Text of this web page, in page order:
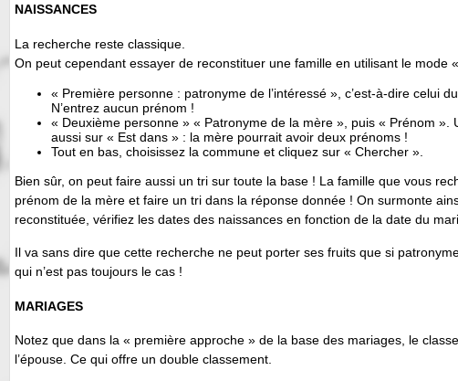
NAISSANCES
La recherche reste classique.
On peut cependant essayer de reconstituer une famille en utilisant le mode
« Première personne : patronyme de l’intéressé », c’est-à-dire celui
N’entrez aucun prénom !
« Deuxième personne » « Patronyme de la mère », puis « Prénom
aussi sur « Est dans » : la mère pourrait avoir deux prénoms !
Tout en bas, choisissez la commune et cliquez sur « Chercher ».
Bien sûr, on peut faire aussi un tri sur toute la base ! La famille que vous
prénom de la mère et faire un tri dans la réponse donnée ! On surmonte
reconstituée, vérifiez les dates des naissances en fonction de la date du
Il va sans dire que cette recherche ne peut porter ses fruits que si
qui n’est pas toujours le cas !
MARIAGES
Notez que dans la « première approche » de la base des mariages, le
l’épouse. Ce qui offre un double classement.